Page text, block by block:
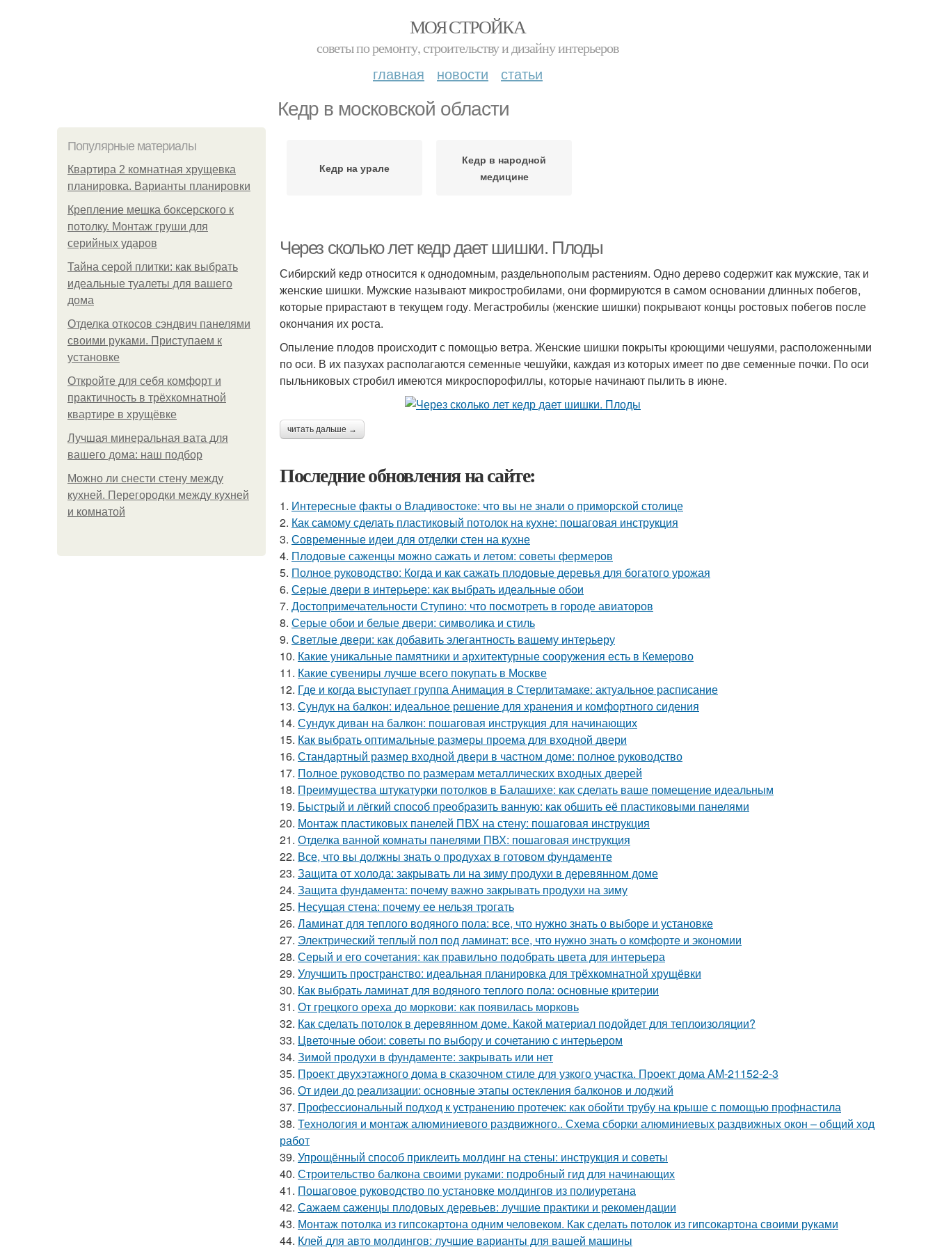
МОЯ СТРОЙКА
советы по ремонту, строительству и дизайну интерьеров
главная новости статьи
Кедр в московской области
Популярные материалы
Квартира 2 комнатная хрущевка
планировка. Варианты планировки
Крепление мешка боксерского к
потолку. Монтаж груши для
серийных ударов
Тайна серой плитки: как выбрать
идеальные туалеты для вашего
дома
Отделка откосов сэндвич панелями
своими руками. Приступаем к
установке
Откройте для себя комфорт и
практичность в трёхкомнатной
квартире в хрущёвке
Лучшая минеральная вата для
вашего дома: наш подбор
Можно ли снести стену между
кухней. Перегородки между кухней
и комнатой
Кедр на урале
Кедр в народной
медицине
Через сколько лет кедр дает шишки. Плоды
Сибирский кедр относится к однодомным, раздельнополым растениям. Одно дерево содержит как мужские, так и
женские шишки. Мужские называют микростробилами, они формируются в самом основании длинных побегов,
которые прирастают в текущем году. Мегастробилы (женские шишки) покрывают концы ростовых побегов после
окончания их роста.
Опыление плодов происходит с помощью ветра. Женские шишки покрыты кроющими чешуями, расположенными
по оси. В их пазухах располагаются семенные чешуйки, каждая из которых имеет по две семенные почки. По оси
пыльниковых стробил имеются микроспорофиллы, которые начинают пылить в июне.
читать дальше →
Последние обновления на сайте:
1. Интересные факты о Владивостоке: что вы не знали о приморской столице
2. Как самому сделать пластиковый потолок на кухне: пошаговая инструкция
3. Современные идеи для отделки стен на кухне
4. Плодовые саженцы можно сажать и летом: советы фермеров
5. Полное руководство: Когда и как сажать плодовые деревья для богатого урожая
6. Серые двери в интерьере: как выбрать идеальные обои
7. Достопримечательности Ступино: что посмотреть в городе авиаторов
8. Серые обои и белые двери: символика и стиль
9. Светлые двери: как добавить элегантность вашему интерьеру
10. Какие уникальные памятники и архитектурные сооружения есть в Кемерово
11. Какие сувениры лучше всего покупать в Москве
12. Где и когда выступает группа Анимация в Стерлитамаке: актуальное расписание
13. Сундук на балкон: идеальное решение для хранения и комфортного сидения
14. Сундук диван на балкон: пошаговая инструкция для начинающих
15. Как выбрать оптимальные размеры проема для входной двери
16. Стандартный размер входной двери в частном доме: полное руководство
17. Полное руководство по размерам металлических входных дверей
18. Преимущества штукатурки потолков в Балашихе: как сделать ваше помещение идеальным
19. Быстрый и лёгкий способ преобразить ванную: как обшить её пластиковыми панелями
20. Монтаж пластиковых панелей ПВХ на стену: пошаговая инструкция
21. Отделка ванной комнаты панелями ПВХ: пошаговая инструкция
22. Все, что вы должны знать о продухах в готовом фундаменте
23. Защита от холода: закрывать ли на зиму продухи в деревянном доме
24. Защита фундамента: почему важно закрывать продухи на зиму
25. Несущая стена: почему ее нельзя трогать
26. Ламинат для теплого водяного пола: все, что нужно знать о выборе и установке
27. Электрический теплый пол под ламинат: все, что нужно знать о комфорте и экономии
28. Серый и его сочетания: как правильно подобрать цвета для интерьера
29. Улучшить пространство: идеальная планировка для трёхкомнатной хрущёвки
30. Как выбрать ламинат для водяного теплого пола: основные критерии
31. От грецкого ореха до моркови: как появилась морковь
32. Как сделать потолок в деревянном доме. Какой материал подойдет для теплоизоляции?
33. Цветочные обои: советы по выбору и сочетанию с интерьером
34. Зимой продухи в фундаменте: закрывать или нет
35. Проект двухэтажного дома в сказочном стиле для узкого участка. Проект дома AM-21152-2-3
36. От идеи до реализации: основные этапы остекления балконов и лоджий
37. Профессиональный подход к устранению протечек: как обойти трубу на крыше с помощью профнастила
38. Технология и монтаж алюминиевого раздвижного.. Схема сборки алюминиевых раздвижных окон – общий ход
работ
39. Упрощённый способ приклеить молдинг на стены: инструкция и советы
40. Строительство балкона своими руками: подробный гид для начинающих
41. Пошаговое руководство по установке молдингов из полиуретана
42. Сажаем саженцы плодовых деревьев: лучшие практики и рекомендации
43. Монтаж потолка из гипсокартона одним человеком. Как сделать потолок из гипсокартона своими руками
44. Клей для авто молдингов: лучшие варианты для вашей машины